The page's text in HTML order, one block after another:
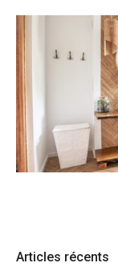
Articles récents